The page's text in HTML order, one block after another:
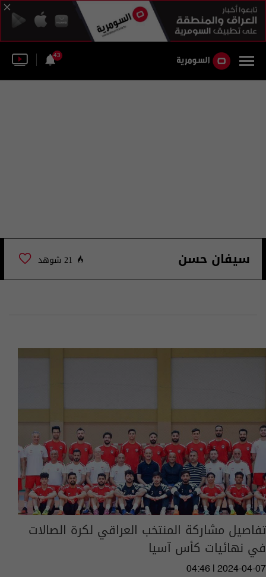
43
سيفان حسن 21 شوهد
تفاصيل مشاركة المنتخب العراقي لكرة الصالات
في نهائيات كأس آسيا
04:46 | 2024-04-07